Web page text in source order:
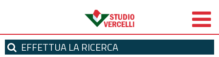
EFFETTUALA RICERCA